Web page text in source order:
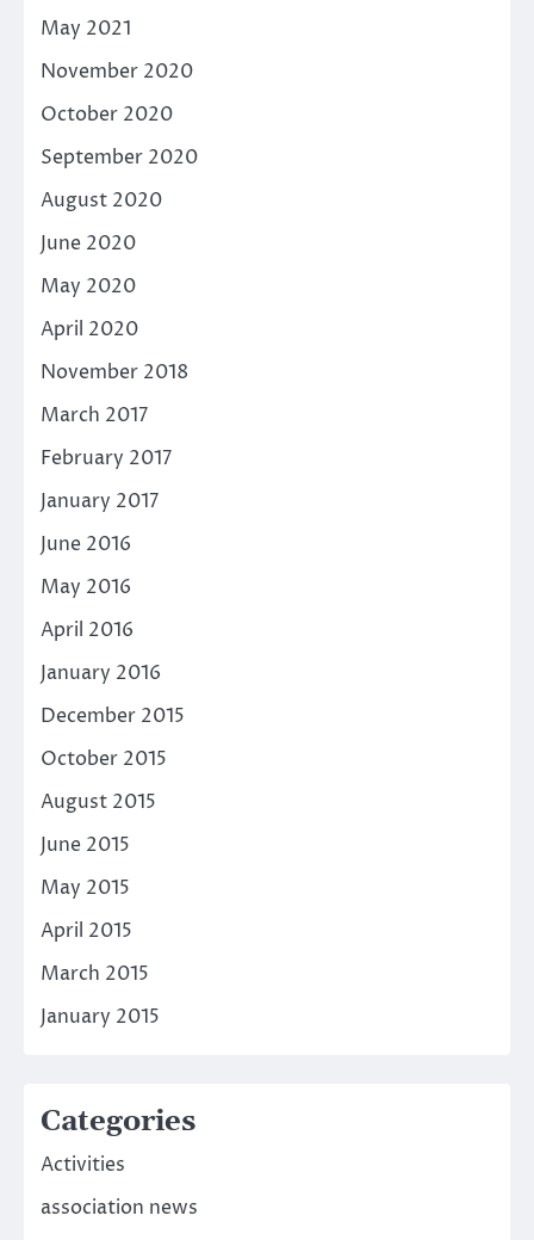
May 2021
November 2020
October 2020
September 2020
August 2020
June 2020
May 2020
April 2020
November 2018
March 2017
February 2017
January 2017
June 2016
May 2016
April 2016
January 2016
December 2015
October 2015
August 2015
June 2015
May 2015
April 2015
March 2015
January 2015
Categories
Activities
association news